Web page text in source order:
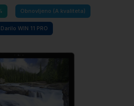
Obnovljeno (A kvaliteta)
Darilo WIN 11 PRO